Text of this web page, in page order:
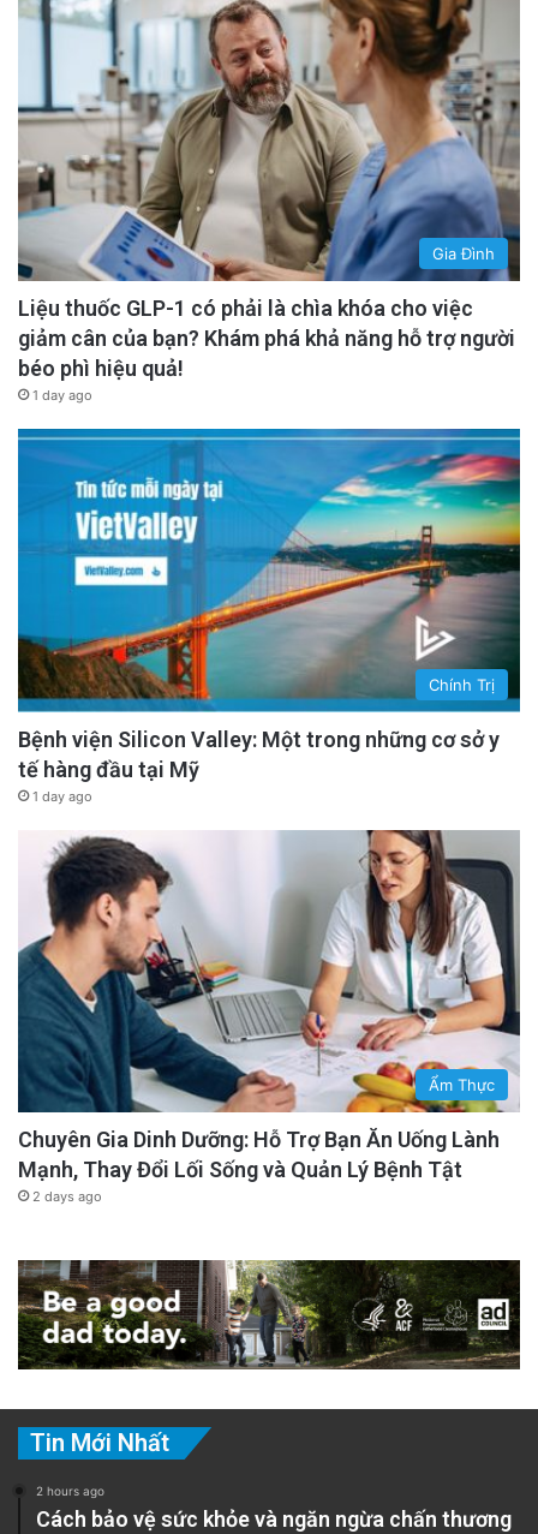
Gia Đình
Liệu thuốc GLP-1 có phải là chìa khóa cho việc
giảm cân của bạn? Khám phá khả năng hỗ trợ người
béo phì hiệu quả!
1 day ago
Chính Trị
Bệnh viện Silicon Valley: Một trong những cơ sở y
tế hàng đầu tại Mỹ
1 day ago
Ẩm Thực
Chuyên Gia Dinh Dưỡng: Hỗ Trợ Bạn Ăn Uống Lành
Mạnh, Thay Đổi Lối Sống và Quản Lý Bệnh Tật
2 days ago
Tin Mới Nhất
2 hours ago
Cách bảo vệ sức khỏe và ngăn ngừa chấn thương